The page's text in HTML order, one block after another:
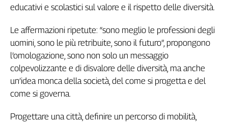
Toscana
Umbria
Valle
D'Aosta
Veneto
Archivio
Storico
2014
educativi e scolastici sul valore e il rispetto delle diversità.
Le affermazioni ripetute: “sono meglio le professioni degli
uomini, sono le più retribuite, sono il futuro”, propongono
l’omologazione, sono non solo un messaggio
colpevolizzante e di disvalore delle diversità, ma anche
un’idea monca della società, del come si progetta e del
come si governa.
Progettare una città, definire un percorso di mobilità,